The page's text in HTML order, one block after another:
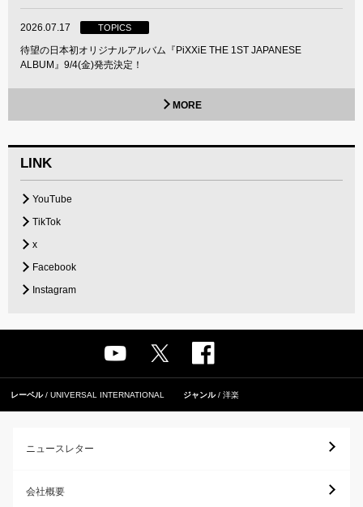
2026.07.17 TOPICS
待望の日本初オリジナルアルバム『PiXXiE THE 1ST JAPANESE
ALBUM』9/4(金)発売決定！
MORE
LINK
YouTube
TikTok
x
Facebook
Instagram
レーベル UNIVERSAL INTERNATIONAL ジャンル 洋楽
ニュースレター
会社概要